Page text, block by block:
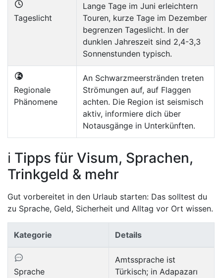
Tageslicht
Lange Tage im Juni erleichtern
Touren, kurze Tage im Dezember
begrenzen Tageslicht. In der
dunklen Jahreszeit sind 2,4-3,3
Sonnenstunden typisch.
Regionale
Phänomene
An Schwarzmeerstränden treten
Strömungen auf, auf Flaggen
achten. Die Region ist seismisch
aktiv, informiere dich über
Notausgänge in Unterkünften.
ℹ️ Tipps für Visum, Sprachen,
Trinkgeld & mehr
Gut vorbereitet in den Urlaub starten: Das solltest du
zu Sprache, Geld, Sicherheit und Alltag vor Ort wissen.
Kategorie Details
Sprache
Amtssprache ist
Türkisch; in Adapazarı